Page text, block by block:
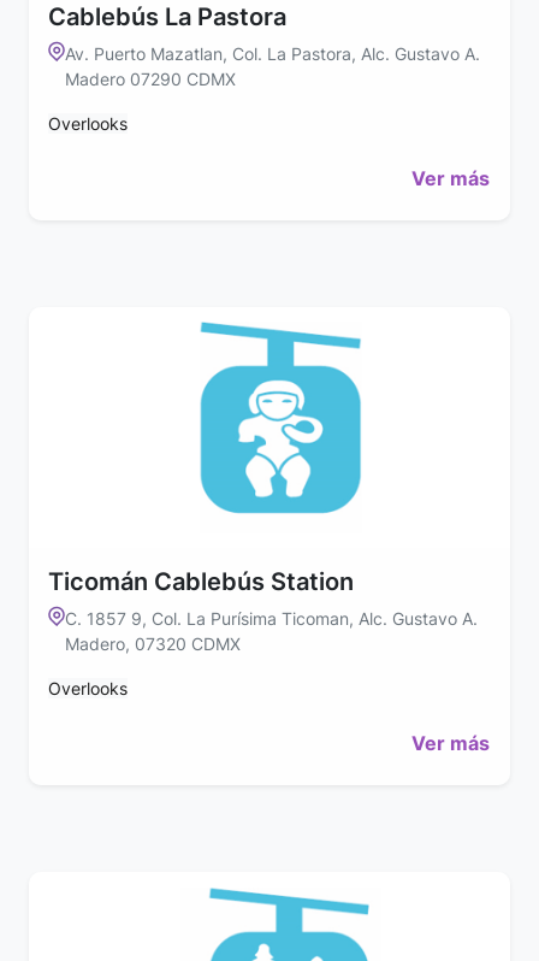
Cablebús La Pastora
Av. Puerto Mazatlan, Col. La Pastora, Alc. Gustavo A.
Madero 07290 CDMX
Overlooks
Ver más
Ticomán Cablebús Station
C. 1857 9, Col. La Purísima Ticoman, Alc. Gustavo A.
Madero, 07320 CDMX
Overlooks
Ver más